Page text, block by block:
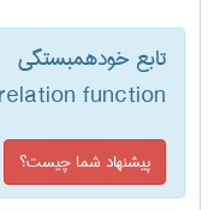
تابع خودهمبستگی
function
پیشنهاد شما چیست؟